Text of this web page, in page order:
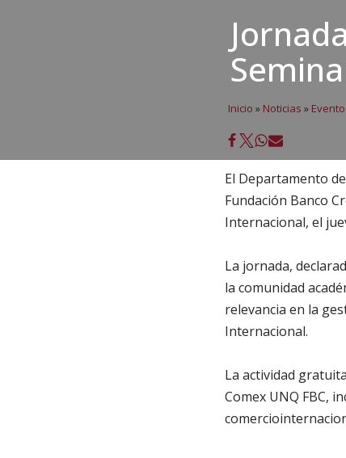
Inicio » Noticias » Evento
El Departamento
Fundación Banco
Internacional, el
La jornada,
la comunidad
relevancia en la
Internacional.
La actividad
Comex UNQ FBC,